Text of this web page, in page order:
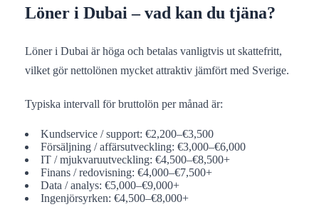
Löner i Dubai – vad kan du tjäna?
Löner i Dubai är höga och betalas vanligtvis ut skattefritt,
vilket gör nettolönen mycket attraktiv jämfört med Sverige.
Typiska intervall för bruttolön per månad är:
Kundservice / support: €2,200–€3,500
Försäljning / affärsutveckling: €3,000–€6,000
IT / mjukvaruutveckling: €4,500–€8,500+
Finans / redovisning: €4,000–€7,500+
Data / analys: €5,000–€9,000+
Ingenjörsyrken: €4,500–€8,000+